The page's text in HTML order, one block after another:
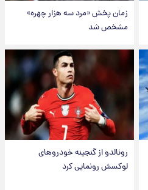
زمان پخش «مرد سه هزار چهره»
مشخص شد
رونالدو از گنجینه خودروهای
لوکسش رونمایی کرد